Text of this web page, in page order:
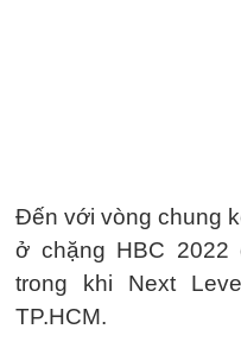
Đến với vòng chung
ở chặng HBC
trong khi Next
TP.HCM.